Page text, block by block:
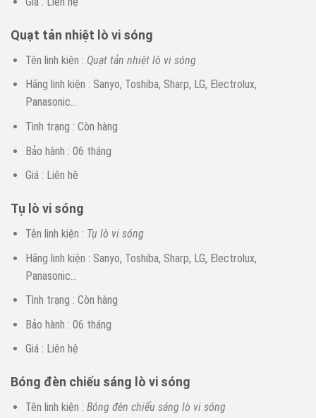
Quạt tản nhiệt lò vi sóng
Tên linh kiện : Quạt tản nhiệt lò vi sóng
Hãng linh kiện : Sanyo, Toshiba, Sharp, LG, Electrolux,
Panasonic…
Tình trạng : Còn hàng
Bảo hành : 06 tháng
Giá : Liên hệ
Tụ lò vi sóng
Tên linh kiện : Tụ lò vi sóng
Hãng linh kiện : Sanyo, Toshiba, Sharp, LG, Electrolux,
Panasonic…
Tình trạng : Còn hàng
Bảo hành : 06 tháng
Giá : Liên hệ
Bóng đèn chiếu sáng lò vi sóng
Tên linh kiện : Bóng đèn chiếu sáng lò vi sóng